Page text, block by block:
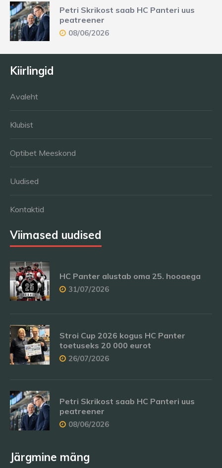
Petri Skrikost saab HC Panteri uus
peatreener
08/06/2026
Kiirlingid
Avaleht
Klubist
Optibet Meeskond
Uudised
Kontaktid
Viimased uudised
HC Panter alustab oma 25. hooaega
31/07/2026
Stroi Cup 2026 kogus HC Panter
toetuseks 20 000 eurot
26/07/2026
Petri Skrikost saab HC Panteri uus
peatreener
08/06/2026
Järgmine mäng